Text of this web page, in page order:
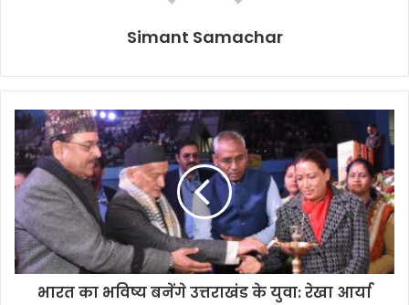
Simant Samachar
भारत का भविष्य बनेंगे उत्तराखंड के युवा: रेखा आर्या